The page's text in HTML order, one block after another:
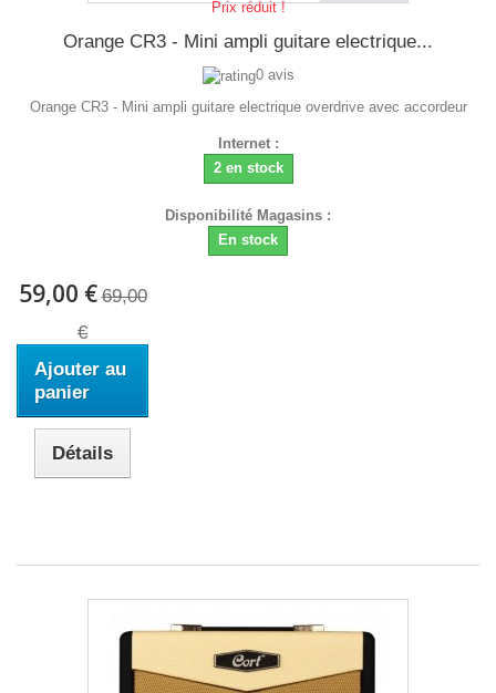
Prix réduit !
Orange CR3 - Mini ampli guitare electrique...
0 avis
Orange CR3 - Mini ampli guitare electrique overdrive avec accordeur
Internet :
2 en stock
Disponibilité Magasins :
En stock
59,00 € 69,00
€
Ajouter au
panier
Détails